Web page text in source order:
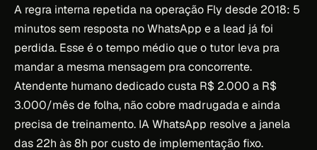
A regra interna repetida na operação Fly desde 2018: 5
minutos sem resposta no WhatsApp e a lead já foi
perdida. Esse é o tempo médio que o tutor leva pra
mandar a mesma mensagem pra concorrente.
Atendente humano dedicado custa R$ 2.000 a R$
3.000/mês de folha, não cobre madrugada e ainda
precisa de treinamento. IA WhatsApp resolve a janela
das 22h às 8h por custo de implementação fixo.